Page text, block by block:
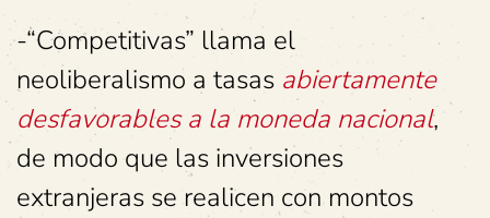
-“Competitivas” llama el
neoliberalismo a tasas abiertamente
desfavorables a la moneda nacional,
de modo que las inversiones
extranjeras se realicen con montos